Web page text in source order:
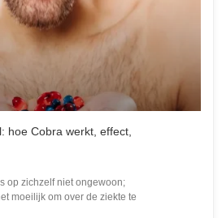
hoe Cobra werkt, effect,
op zichzelf niet ongewoon;
moeilijk om over de ziekte te